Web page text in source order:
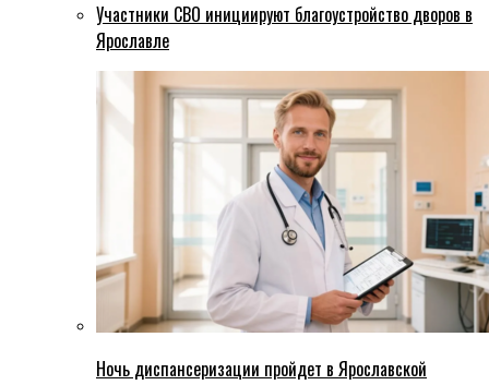
Участники СВО инициируют благоустройство дворов в
Ярославле
Ночь диспансеризации пройдет в Ярославской